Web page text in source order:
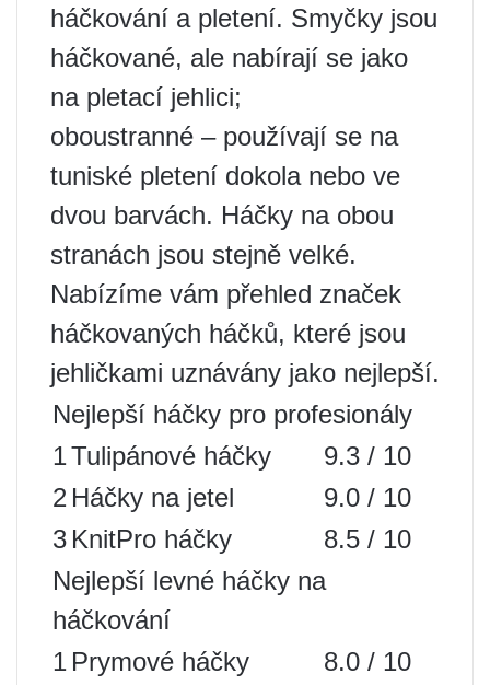
háčkování a pletení. Smyčky jsou
háčkované, ale nabírají se jako
na pletací jehlici;
oboustranné – používají se na
tuniské pletení dokola nebo ve
dvou barvách. Háčky na obou
stranách jsou stejně velké.
Nabízíme vám přehled značek
háčkovaných háčků, které jsou
jehličkami uznávány jako nejlepší.
Nejlepší háčky pro profesionály
1Tulipánové háčky
9.3 / 10
2 Háčky na jetel
9.0 / 10
3 KnitPro háčky
8.5 / 10
Nejlepší levné háčky na
háčkování
1 Prymové háčky
8.0 / 10